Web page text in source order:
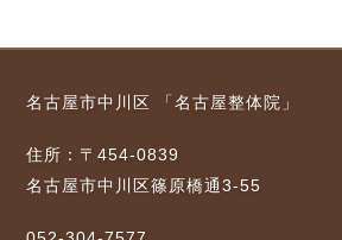
名古屋市中川区 「名古屋整体院」
住所：〒454-0839
名古屋市中川区篠原橋通3-55